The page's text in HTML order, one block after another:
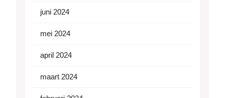
juni 2024
mei 2024
april 2024
maart 2024